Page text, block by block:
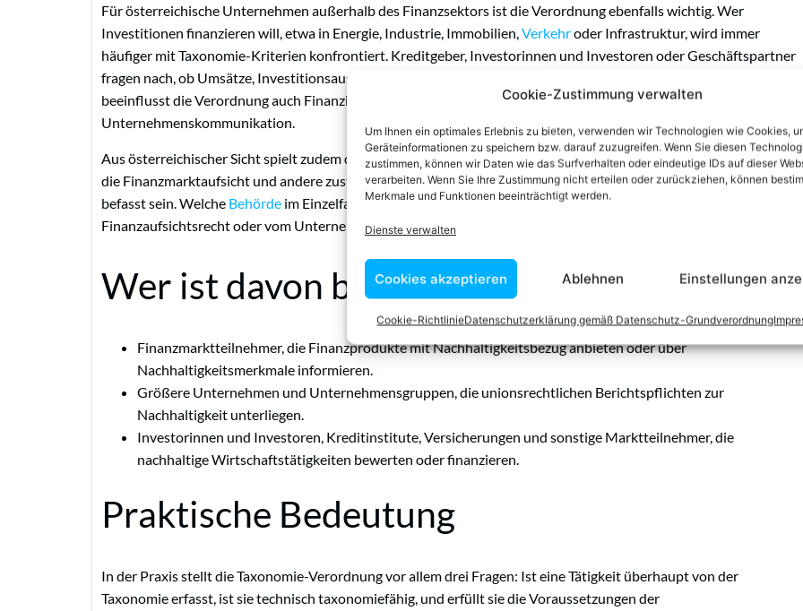
Cookie-Zustimmung verwalten
Um Ihnen ein optimales Erlebnis zu bieten, verwenden wir Technologien wie Cookies,
Geräteinformationen zu speichern bzw. darauf zuzugreifen. Wenn Sie diesen
zustimmen, können wir Daten wie das Surfverhalten oder eindeutige IDs auf dieser
verarbeiten. Wenn Sie Ihre Zustimmung nicht erteilen oder zurückziehen, können
Merkmale und Funktionen beeinträchtigt werden.
Dienste verwalten
Cookies akzeptieren Ablehnen Einstellungen
Cookie-RichtlinieDatenschutzerklärung gemäß Datenschutz-Grundverordnung
Für österreichische Unternehmen außerhalb des Finanzsektors ist die Verordnung ebenfalls wichtig. Wer
Investitionen finanzieren will, etwa in Energie, Industrie, Immobilien,Verkehroder Infrastruktur, wird immer
häufiger mit Taxonomie-Kriterien konfrontiert. Kreditgeber, Investorinnen und Investoren oder Geschäftspartner
fragen nach, ob Umsätze, Investitionsausgaben oder Betriebsausgaben taxonomierelevant sind. Damit
beeinflusst die Verordnung auch Finanzierungskosten, Wettbewerbsfähigkeit und
Unternehmenskommunikation.
Aus österreichischer Sicht spielt zudem die Aufsicht eine Rolle. Je nach betroffenem Bereich können insbesondere
die Finanzmarktaufsicht und andere zuständige Stellen mit unionsrechtlichen Offenlegungs- und Kontrollfragen
befasst sein. Welche Behörde im Einzelfall zuständig ist, hängt vom jeweiligen Rechtsrahmen ab, etwa vom
Finanzaufsichtsrecht oder vom Unternehmensberichtsrecht.
Wer ist davon betroffen?
Finanzmarktteilnehmer, die Finanzprodukte mit Nachhaltigkeitsbezug anbieten oder über
Nachhaltigkeitsmerkmale informieren.
Größere Unternehmen und Unternehmensgruppen, die unionsrechtlichen Berichtspflichten zur
Nachhaltigkeit unterliegen.
Investorinnen und Investoren, Kreditinstitute, Versicherungen und sonstige Marktteilnehmer, die
nachhaltige Wirtschaftstätigkeiten bewerten oder finanzieren.
Praktische Bedeutung
In der Praxis stellt die Taxonomie-Verordnung vor allem drei Fragen: Ist eine Tätigkeit überhaupt von der
Taxonomie erfasst, ist sie technisch taxonomiefähig, und erfüllt sie die Voraussetzungen der